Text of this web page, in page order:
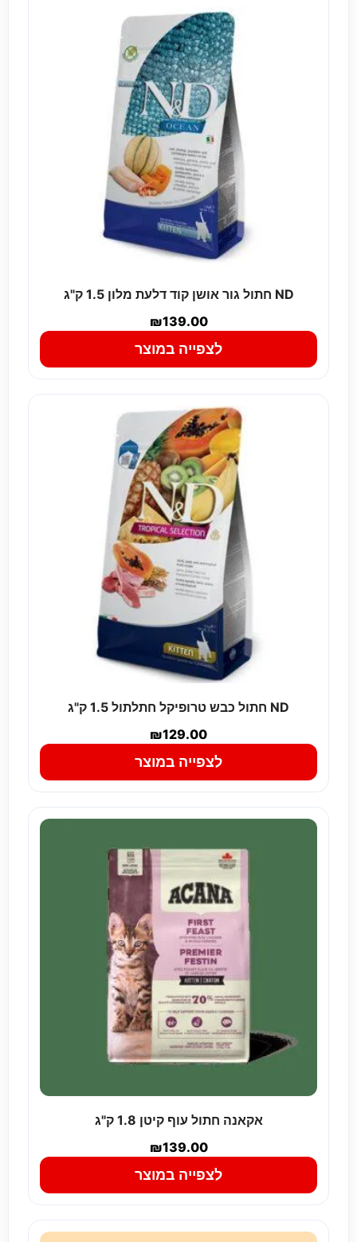
ND חתול גור אושן קוד דלעת מלון 1.5 ק"ג
₪139.00
לצפייה במוצר
ND חתול כבש טרופיקל חתלתול 1.5 ק"ג
₪129.00
לצפייה במוצר
אקאנה חתול עוף קיטן 1.8 ק"ג
₪139.00
לצפייה במוצר